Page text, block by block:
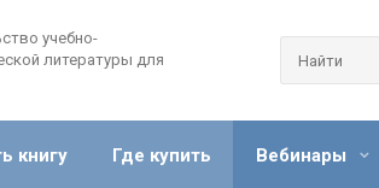
учебно-
литературы для
книгу Где купить Вебинары